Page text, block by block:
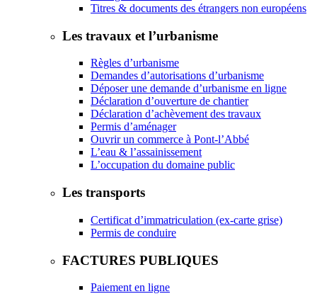
Titres & documents des étrangers non européens
Les travaux et l’urbanisme
Règles d’urbanisme
Demandes d’autorisations d’urbanisme
Déposer une demande d’urbanisme en ligne
Déclaration d’ouverture de chantier
Déclaration d’achèvement des travaux
Permis d’aménager
Ouvrir un commerce à Pont-l’Abbé
L’eau & l’assainissement
L’occupation du domaine public
Les transports
Certificat d’immatriculation (ex-carte grise)
Permis de conduire
FACTURES PUBLIQUES
Paiement en ligne